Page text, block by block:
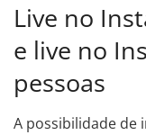
Live no
e live no
pessoas
A possibilidade de